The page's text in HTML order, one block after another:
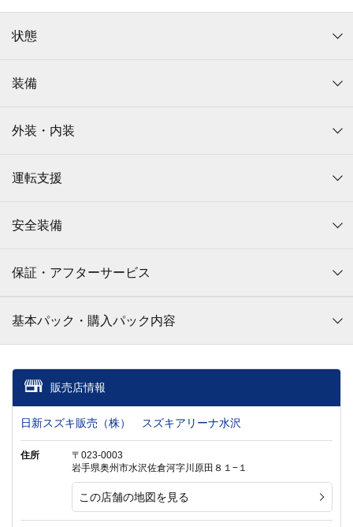
状態
装備
外装・内装
運転支援
安全装備
保証・アフターサービス
基本パック・購入パック内容
販売店情報
日新スズキ販売（株） スズキアリーナ水沢
住所
〒023-0003
岩手県奥州市水沢佐倉河字川原田８１−１
この店舗の地図を見る